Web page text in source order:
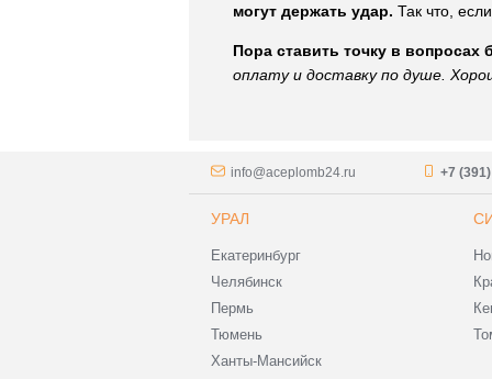
могут держать удар. Так что,
Пора ставить точку в вопросах
оплату и доставку по душе.
info@aceplomb24.ru +7
УРАЛ
Екатеринбург
Челябинск
Пермь
Тюмень
Ханты-Мансийск